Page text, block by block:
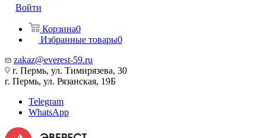
Войти
Корзина0
Избранные товары0
zakaz@everest-59.ru
г. Пермь, ул. Тимирязева, 30
г. Пермь, ул. Рязанская, 19Б
Telegram
WhatsApp